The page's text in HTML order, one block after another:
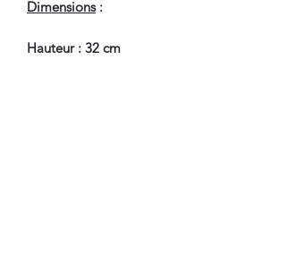
Dimensions:
Hauteur : 32 cm